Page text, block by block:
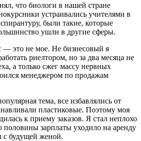
что биологи в нашей стране
устраивались учителями в
были такие, которые
ушли в другие сферы.
— это не мое. Не бизнесовый я
риелтором, но за два месяца не
а только сжег массу нервных
менеджером по продажам
тема, все избавлялись от
пластиковые. Поэтому моя
к приему заказов. Я стал неплохо
половины зарплаты уходило на аренду
с будущей женой.